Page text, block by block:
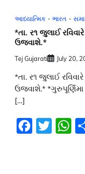
આધ્યાત્મિક ભારત
*તા. ર૧ જુલાઈ
ઉજવાશે.*
Tej Gujarati July 20,
*તા. ર૧ જુલાઈ
ઉજવાશે.*
[…]